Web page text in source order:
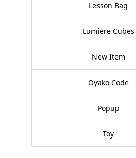
Lesson Bag
Lumiere Cubes
New Item
Oyako Code
Popup
Toy